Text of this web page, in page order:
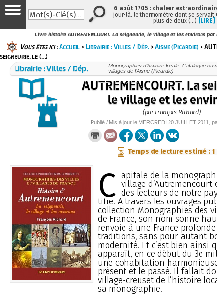
Livre histoire AUTREMENCOURT. La seigneurie, le village et les environs par
Vous êtes ici :Accueil >Librairie : Villes / Dép. >Aisne (Picardie) >
seigneurie, le (…)
Librairie : Villes / Dép.
Monographies d’histoire locale. Catalogue
villages de l’Aisne (Picardie)
AUTREMENCOURT. La
le village et les
(par François Richard)
Publié / Mis à jour le MERCREDI 20 JUILLET 2011 ,
Temps de lecture estimé : 1
C apitale de la
village
des lecteurs de notre
titre. A travers les ouvrages
collection Monographies des
de France, son nom sonne
renvoie à une France
traditions, sans pour autant
modernité. Et c’est bien ainsi
apparaît, en ce début du 3e
une cohabitation
présent et le passé. Il fallait
village-creuset de l’histoire
sa monographie.
6 août 1705 : chaleur
jour-là, le thermomètre dont se servait
plus de deux (…) [LIRE]